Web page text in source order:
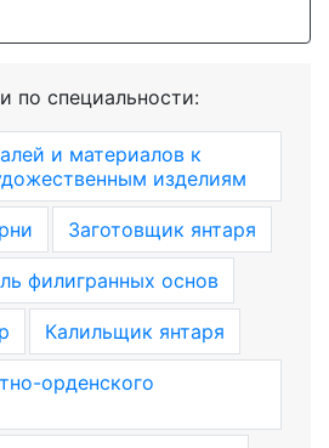
по специальности:
и материалов к
изделиям
Заготовщик янтаря
филигранных основ
Калильщик янтаря
орденского